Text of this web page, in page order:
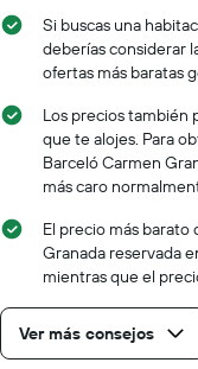
que
indica
el
precio
promedio
de
una
habitación
fecha
de
gráfico
muestra
que
indica
cantidad
de
días
Si buscas una
deberías considerar
ofertas más baratas
Los precios también
que te alojes. Para
Barceló Carmen
más caro
El precio más
Granada reservada
mientras que el
Ver más consejos